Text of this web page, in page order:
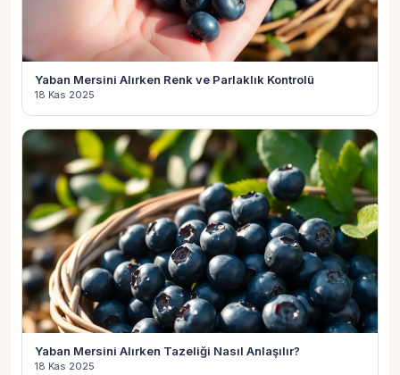
Yaban Mersini Alırken Renk ve Parlaklık Kontrolü
18 Kas 2025
Yaban Mersini Alırken Tazeliği Nasıl Anlaşılır?
18 Kas 2025